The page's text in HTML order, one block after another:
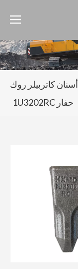
أسنان كاتربيلر روك
حفار 1U3202RC